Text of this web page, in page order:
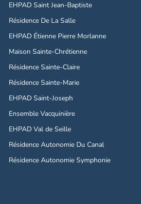
EHPAD Saint Jean-Baptiste
Résidence De La Salle
EHPAD Étienne Pierre Morlanne
Maison Sainte-Chrétienne
Résidence Sainte-Claire
Résidence Sainte-Marie
EHPAD Saint-Joseph
Ensemble Vacquinière
EHPAD Val de Seille
Résidence Autonomie Du Canal
Résidence Autonomie Symphonie